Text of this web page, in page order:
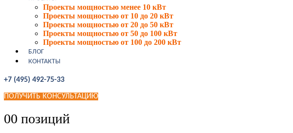
Проекты мощностью менее 10 кВт
Проекты мощностью от 10 до 20 кВт
Проекты мощностью от 20 до 50 кВт
Проекты мощностью от 50 до 100 кВт
Проекты мощностью от 100 до 200 кВт
БЛОГ
КОНТАКТЫ
+7 (495) 492-75-33
ПОЛУЧИТЬ КОНСУЛЬТАЦИЮ
00 позиций